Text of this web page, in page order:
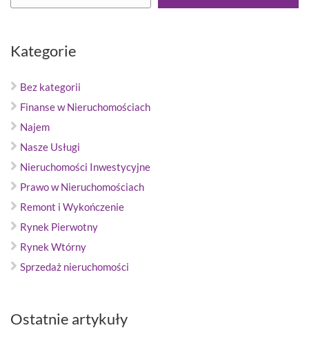
Kategorie
Bez kategorii
Finanse w Nieruchomościach
Najem
Nasze Usługi
Nieruchomości Inwestycyjne
Prawo w Nieruchomościach
Remont i Wykończenie
Rynek Pierwotny
Rynek Wtórny
Sprzedaż nieruchomości
Ostatnie artykuły